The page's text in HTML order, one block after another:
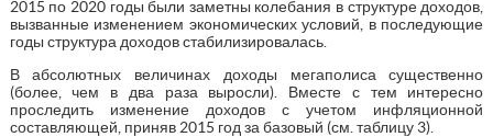
2015 по 2020 годы были заметны колебания в структуре доходов,
вызванные изменением экономических условий, в последующие
годы структура доходов стабилизировалась.
В абсолютных величинах доходы мегаполиса существенно
(более, чем в два раза выросли). Вместе с тем интересно
проследить изменение доходов с учетом инфляционной
составляющей, приняв 2015 год за базовый (см. таблицу 3).